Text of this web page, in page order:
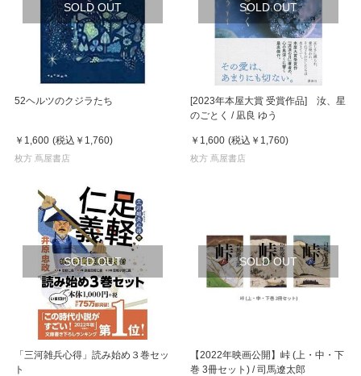
SOLD OUT
52ヘルツのクジラたち
￥1,600 (税込 ￥1,760)
枚方 蔦屋書店
SOLD OUT
[2023年本屋大賞 受賞作品] 汝、星
のごとく / 凪良 ゆう
￥1,600 (税込 ￥1,760)
枚方 蔦屋書店
SOLD OUT
「三河雑兵心得」読み始め３巻セッ
ト
SOLD OUT
【2022年映画公開】峠 (上・中・下
巻 3冊セット) / 司馬遼太郎